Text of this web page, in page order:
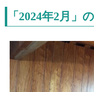
「2024年2月」